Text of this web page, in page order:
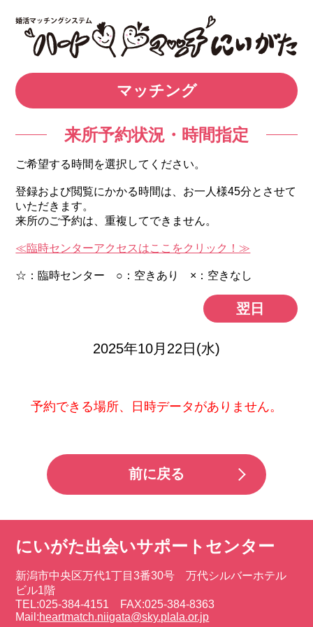
マッチング
来所予約状況・時間指定
ご希望する時間を選択してください。
登録および閲覧にかかる時間は、お一人様45分とさせて
いただきます。
来所のご予約は、重複してできません。
≪臨時センターアクセスはここをクリック！≫
☆：臨時センター ○：空きあり ×：空きなし
翌日
2025年10月22日(水)
予約できる場所、日時データがありません。
前に戻る
にいがた出会いサポートセンター
新潟市中央区万代1丁目3番30号 万代シルバーホテル
ビル1階
TEL:025-384-4151 FAX:025-384-8363
Mail:heartmatch.niigata@sky.plala.or.jp